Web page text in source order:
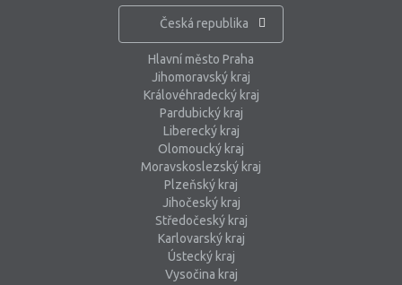
Česká republika
Hlavní město Praha
Jihomoravský kraj
Královéhradecký kraj
Pardubický kraj
Liberecký kraj
Olomoucký kraj
Moravskoslezský kraj
Plzeňský kraj
Jihočeský kraj
Středočeský kraj
Karlovarský kraj
Ústecký kraj
Vysočina kraj